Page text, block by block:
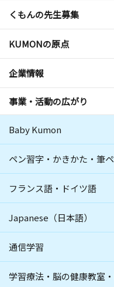
くもんの先生募集
KUMONの原点
企業情報
事業・活動の広がり
Baby Kumon
ペン習字・かきかた・筆
フランス語・ドイツ語
Japanese（日本語）
通信学習
学習療法・脳の健康教室